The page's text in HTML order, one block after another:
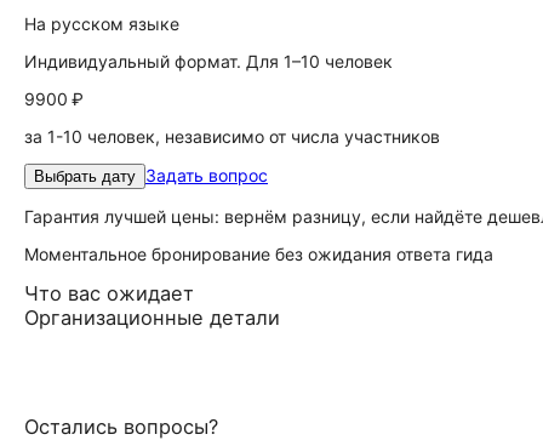
На русском языке
Индивидуальный формат. Для 1–10 человек
9900 ₽
за 1-10 человек, независимо от числа участников
Выбрать дату Задать вопрос
Гарантия лучшей цены: вернём разницу, если найдёте
Моментальное бронирование без ожидания ответа гида
Что вас ожидает
Организационные детали
Остались вопросы?